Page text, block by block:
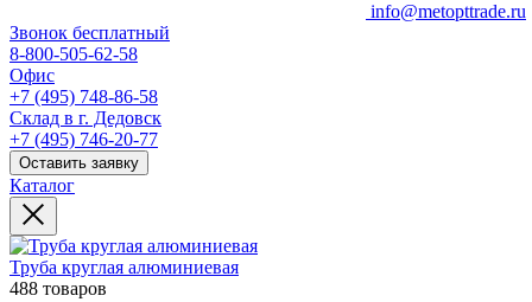
info@metopttrade.ru
Звонок бесплатный
8-800-505-62-58
Офис
+7 (495) 748-86-58
Склад в г. Дедовск
+7 (495) 746-20-77
Оставить заявку
Каталог
Труба круглая алюминиевая
488 товаров